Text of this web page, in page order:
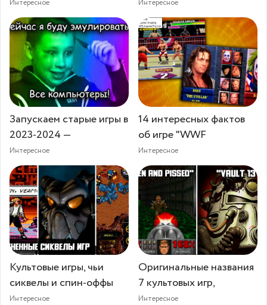
Интересное Интересное
Запускаем старые игры в
2023-2024 —
Интересное
14 интересных фактов
об игре "WWF
Интересное
Культовые игры, чьи
сиквелы и спин-оффы
Интересное
Оригинальные названия
7 культовых игр,
Интересное